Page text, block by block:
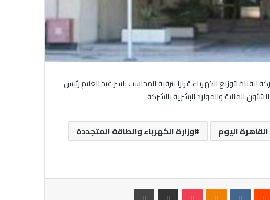
لتوزيع الكهرباء قرارا بترقية المحاسب ياسر عبد العليم رئيس
المالية والموارد البشرية بالشركة ٠
اليوم
وزارة الكهرباء والطاقة المتجددة
بوكيت